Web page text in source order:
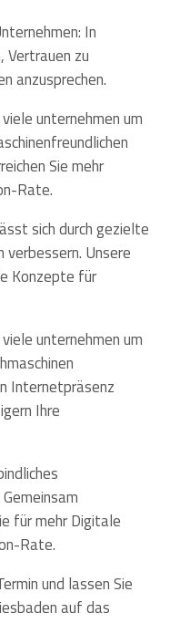
In
zu
anzusprechen.
unternehmen um
Sie mehr
Rate.
sich durch gezielte
Unsere
Konzepte für
unternehmen um
Internetpräsenz
Ihre
für mehr Digitale
Rate.
und lassen Sie
auf das